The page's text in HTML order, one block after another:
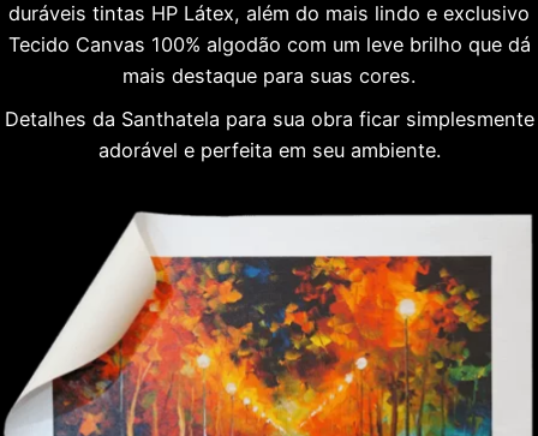
duráveis tintas HP Látex, além do mais lindo e exclusivo
Tecido Canvas 100% algodão com um leve brilho que dá
mais destaque para suas cores.
Detalhes da Santhatela para sua obra ficar simplesmente
adorável e perfeita em seu ambiente.